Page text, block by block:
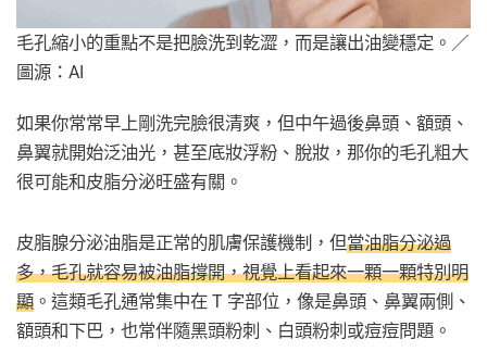
毛孔縮小的重點不是把臉洗到乾澀，而是讓出油變穩定。／
圖源：AI
如果你常常早上剛洗完臉很清爽，但中午過後鼻頭、額頭、
鼻翼就開始泛油光，甚至底妝浮粉、脫妝，那你的毛孔粗大
很可能和皮脂分泌旺盛有關。
皮脂腺分泌油脂是正常的肌膚保護機制，但當油脂分泌過
多，毛孔就容易被油脂撐開，視覺上看起來一顆一顆特別明
顯 。這類毛孔通常集中在 T 字部位，像是鼻頭、鼻翼兩側、
額頭和下巴，也常伴隨黑頭粉刺、白頭粉刺或痘痘問題。